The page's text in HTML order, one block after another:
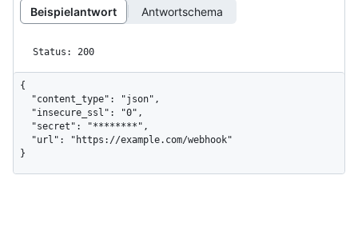
Beispielantwort Antwortschema
Status: 200
{
}